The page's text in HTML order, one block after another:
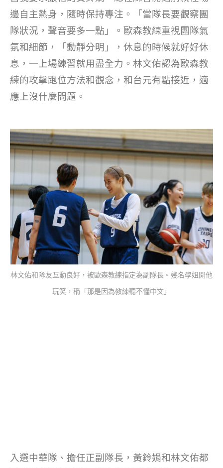
邊自主熱身，隨時保持專注。「當隊長要觀察團
隊狀況，聲音要多一點」。歐森教練重視團隊氣
氛和細節，「動靜分明」，休息的時候就好好休
息，一上場練習就用盡全力。林文佑認為歐森教
練的攻擊跑位方法和觀念，和台元有點接近，適
應上沒什麼問題。
林文佑和隊友互動良好，被歐森教練指定為副隊長。幾名學姐開他
玩笑，稱「那是因為教練聽不懂中文」
入選中華隊、擔任正副隊長，黃鈴娟和林文佑都